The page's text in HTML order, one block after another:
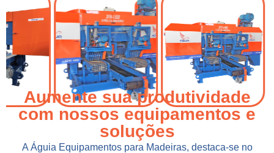
Aumente sua produtividade
com nossos equipamentos e
soluções
A Águia Equipamentos para Madeiras, destaca-se no